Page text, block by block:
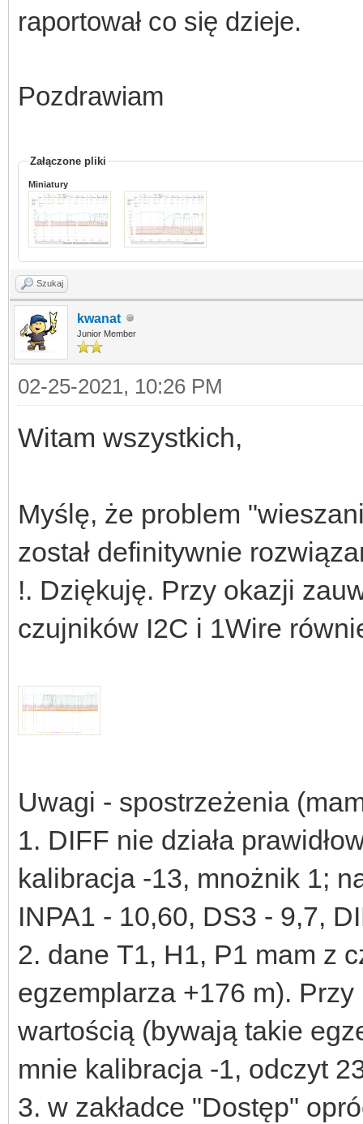
raportował co się dzieje.
Pozdrawiam
Załączone pliki
Miniatury
Szukaj
kwanat
Junior Member
02-25-2021, 10:26 PM
Witam wszystkich,
Myślę, że problem
został definitywnie
!. Dziękuję. Przy okazji
czujników I2C i 1Wire
Uwagi - spostrzeżenia
1. DIFF nie działa
kalibracja -13, mnożnik 1;
INPA1 - 10,60, DS3 - 9,7,
2. dane T1, H1, P1 mam z
egzemplarza +176 m).
wartością (bywają takie
mnie kalibracja -1, odczyt
3. w zakładce "Dostęp"